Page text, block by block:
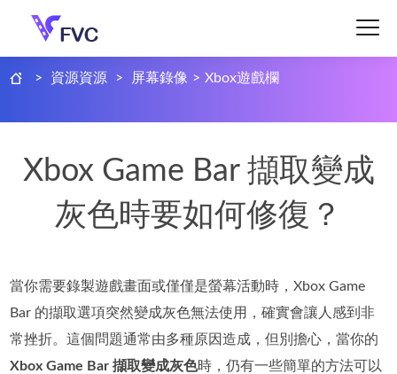
> 資源資源 > 屏幕錄像 > Xbox遊戲欄
Xbox Game Bar 擷取變成
灰色時要如何修復？
當你需要錄製遊戲畫面或僅僅是螢幕活動時，Xbox Game
Bar 的擷取選項突然變成灰色無法使用，確實會讓人感到非
常挫折。這個問題通常由多種原因造成，但別擔心，當你的
Xbox Game Bar 擷取變成灰色時，仍有一些簡單的方法可以